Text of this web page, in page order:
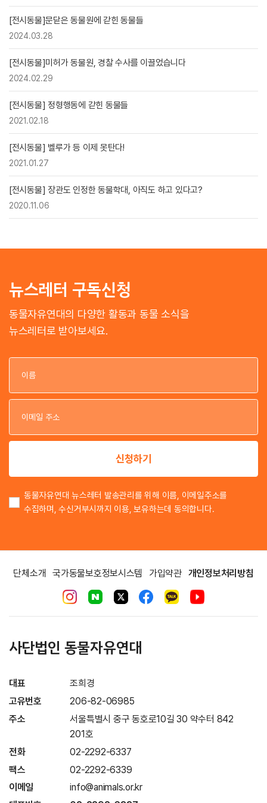
[전시동물]문닫은 동물원에 갇힌 동물들
2024.03.28
[전시동물]미허가 동물원, 경찰 수사를 이끌었습니다
2024.02.29
[전시동물] 정형행동에 갇힌 동물들
2021.02.18
[전시동물] 벨루가 등 이제 못탄다!
2021.01.27
[전시동물] 장관도 인정한 동물학대, 아직도 하고 있다고?
2020.11.06
뉴스레터 구독신청
동물자유연대의 다양한 활동과 동물 소식을
뉴스레터로 받아보세요.
이
이
신청하기
동물자유연대 뉴스레터 발송관리를 위해 이름, 이메일주소를
수집하며, 수신거부시까지 이용, 보유하는데 동의합니다.
단체소개 국가동물보호정보시스템 가입약관 개인정보처리방침
사단법인 동물자유연대
대표
조희경
고유번호
206-82-06985
주소
서울특별시 중구 동호로10길 30 약수터 842
201호
전화
02-2292-6337
팩스
02-2292-6339
이메일
info@animals.or.kr